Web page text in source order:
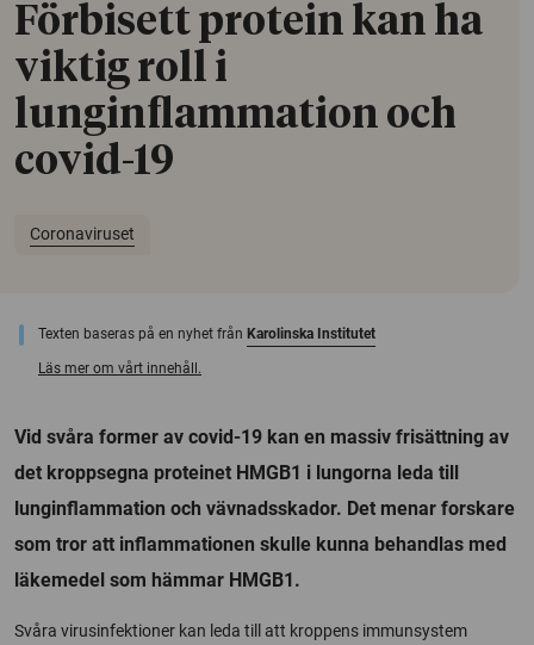
Förbisett protein kan ha
viktig roll i
lunginflammation och
covid-19
Coronaviruset
Texten baseras på en nyhet från Karolinska Institutet
Läs mer om vårt innehåll.
Vid svåra former av covid-19 kan en massiv frisättning av
det kroppsegna proteinet HMGB1 i lungorna leda till
lunginflammation och vävnadsskador. Det menar forskare
som tror att inflammationen skulle kunna behandlas med
läkemedel som hämmar HMGB1.
Svåra virusinfektioner kan leda till att kroppens immunsystem